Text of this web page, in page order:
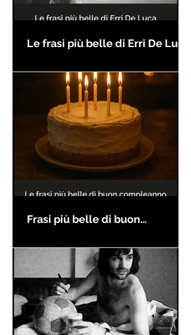
Le frasi più belle di Erri De Luca
Frasi più belle di buon